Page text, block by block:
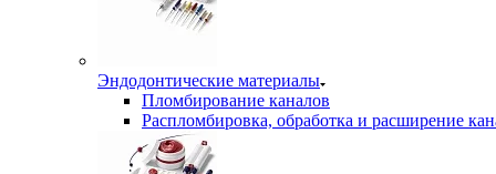
Эндодонтические материалы
Пломбирование каналов
Распломбировка, обработка и расширение